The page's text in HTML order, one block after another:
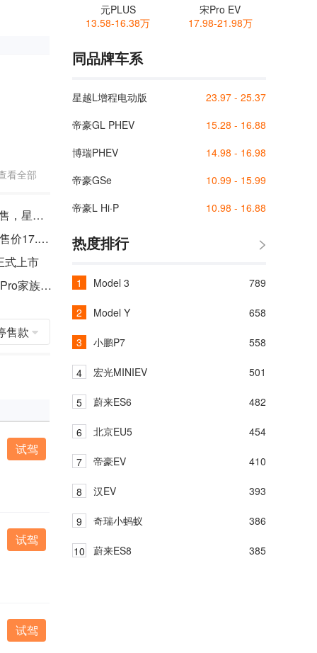
看全部
综合续航1300km 17.17万元起售，星越L雷神Hi·X混动版正式上市
吉利星越ePro正式上市 补贴后售价17.58万元起/最大纯电续航80km
式上市
一电试车 | 从星越ePro看吉利ePro家族实力几何
售款
试驾
试驾
试驾
元PLUS
13.58-16.38万
宋Pro EV
17.98-21.98万
同品牌车系
星越L增程电动版
23.97 - 25.37
帝豪GL PHEV
15.28 - 16.88
博瑞PHEV
14.98 - 16.98
帝豪GSe
10.99 - 15.99
帝豪L Hi·P
10.98 - 16.88
热度排行
Model 3 789
Model Y 658
小鹏P7 558
宏光MINIEV 501
蔚来ES6 482
北京EU5 454
帝豪EV 410
汉EV 393
奇瑞小蚂蚁 386
蔚来ES8 385